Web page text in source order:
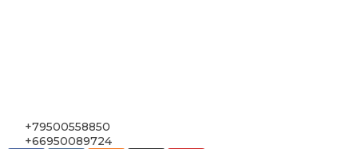
+79500558850
+66950089724